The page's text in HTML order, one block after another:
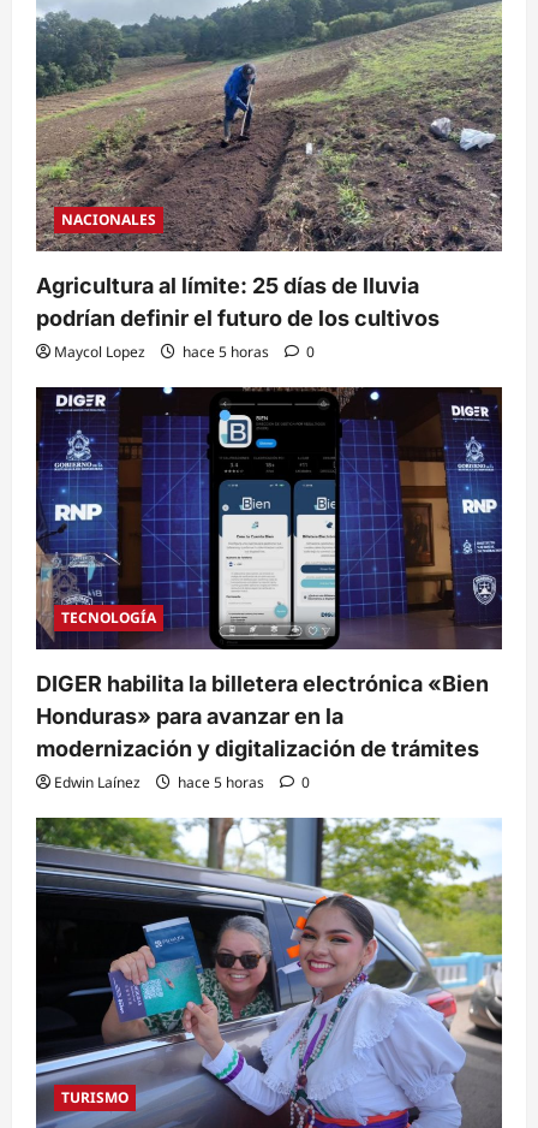
NACIONALES
Agricultura al límite: 25 días de lluvia
podrían definir el futuro de los cultivos
Maycol Lopez hace 5 horas 0
TECNOLOGÍA
DIGER habilita la billetera electrónica «Bien
Honduras» para avanzar en la
modernización y digitalización de trámites
Edwin Laínez hace 5 horas 0
TURISMO